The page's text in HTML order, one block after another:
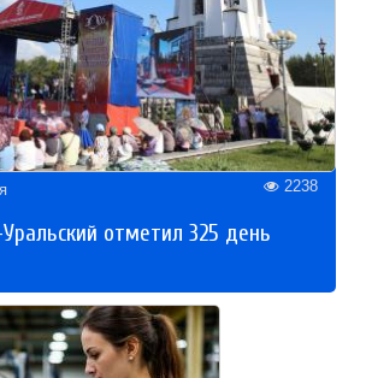
2238
отметил 325 день